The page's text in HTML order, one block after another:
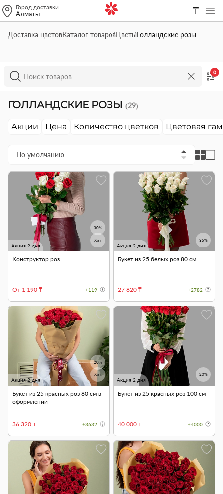
Город доставки
Алматы ₸
Доставка цветовКаталог товаровЦветыГолландские розы
0
ГОЛЛАНДСКИЕ РОЗЫ (29)
Акции Цена Количество цветков Цветовая
По умолчанию
Акция 2 дня
30%
Хит
Конструктор роз
От 1 190 ₸ +119
Акция 2 дня
35%
Букет из 25 белых роз 80 см
27 820 ₸ +2782
Акция 2 дня
20%
Хит
Букет из 25 красных роз 80 см в
оформлении
36 320 ₸ +3632
Акция 2 дня
20%
Букет из 25 красных роз 100 см
40 000 ₸ +4000